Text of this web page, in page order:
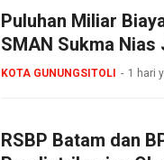
Puluhan Miliar
SMAN Sukma
KOTA GUNUNGSITOLI 1 hari
RSBP Batam dan